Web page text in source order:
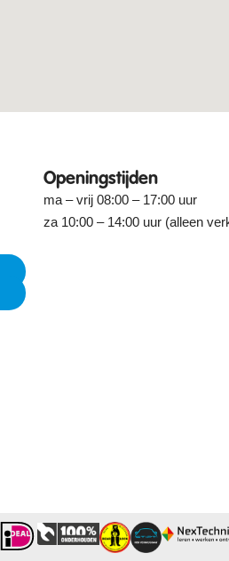
Openingstijden
ma – vrij 08:00 – 17:00 uur
za 10:00 – 14:00 uur (alleen